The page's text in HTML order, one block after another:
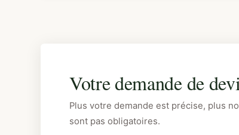
Votre demande de
Plus votre demande est précise, plus
sont pas obligatoires.